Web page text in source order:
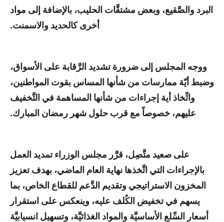
البرد والصَّقيع، وبعض مشتقَّات الحليب، بالإضافة إلى مواد
أخرى كالحديد والاسمنت.
ووجه المجلس إلى ضرورة تشديد الرَّقابة على الأسواق،
وضبط أيّة ممارسات من شأنها المساس بقوت المواطنين،
واتِّخاذ أية إجراءات من شأنها المساهمة في التَّخفيف
عليهم، خصوصاً مع قرب حلول شهر رمضان المبارك.
على صعيد متَّصِل، قرَّر مجلس الوزراء تمديد العمل
بالإجراءات التي اتَّخذها نهاية العام الماضي، بهدف تعزيز
المخزون الاستراتيجي وتقديم الدَّعم للقطاع الخاص، بما
يسهم في تخفيض الكُلف عليه، وينعكس على استقرار
أسعار السِّلع الأساسيَّة والمواد الغذائيَّة، وتسهيل انسيابيَّة